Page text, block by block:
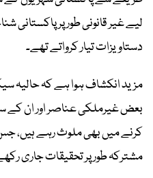
لیے غیر قانونی طور پر پاکستانی
دستاویزات تیار کرواتے تھے۔
مزید انکشاف ہوا ہے کہ حالیہ
بعض غیرملکی عناصر اور ان کے
کرنے میں بھی ملوث رہے ہیں،
مشترکہ طور پر تحقیقات جاری